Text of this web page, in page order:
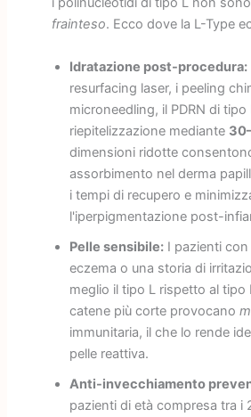
frainteso. Ecco dove la L-Type
Idratazione post-procedura:
resurfacing laser, i peeling
microneedling, il PDRN di tipo
riepitelizzazione mediante
dimensioni ridotte
assorbimento nel derma
i tempi di recupero e
l'iperpigmentazione post-
Pelle sensibile:I pazienti con
eczema o una storia di
meglio il tipo L rispetto al tipo
catene più corte provocano
immunitaria, il che lo rende
pelle reattiva.
Anti-invecchiamento
pazienti di età compresa tra i